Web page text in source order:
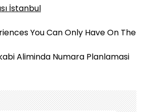
İstanbul
You Can Only Have On The
Aliminda Numara Planlamasi